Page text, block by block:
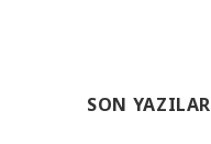
SON YAZILAR